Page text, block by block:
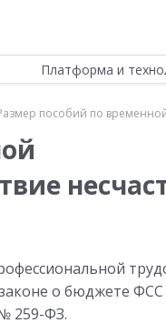
Платформа и
пособий по временной
о бюджете
259-ФЗ.